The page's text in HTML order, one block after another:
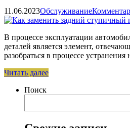
11.06.2023Обслуживание
В процессе эксплуатации
деталей является элемент,
разобраться в процессе
Читать далее
Поиск